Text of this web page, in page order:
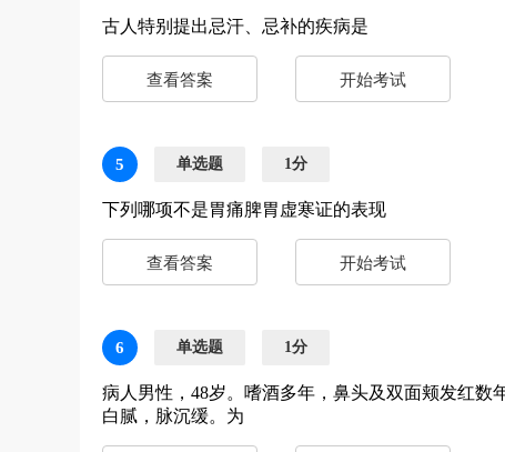
古人特别提出忌汗、忌补的疾病是
查看答案 开始考试
5 单选题 1分
下列哪项不是胃痛脾胃虚寒证的表现
查看答案 开始考试
6 单选题 1分
病人男性，48岁。嗜酒多年，鼻头及双面颊发红
白腻，脉沉缓。为